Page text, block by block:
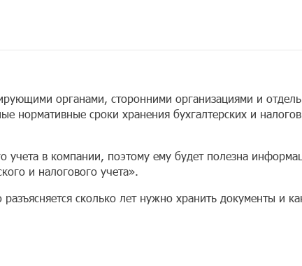
органами, сторонними организациями и
нормативные сроки хранения бухгалтерских и
учета в компании, поэтому ему будет полезна
и налогового учета».
сколько лет нужно хранить документы и